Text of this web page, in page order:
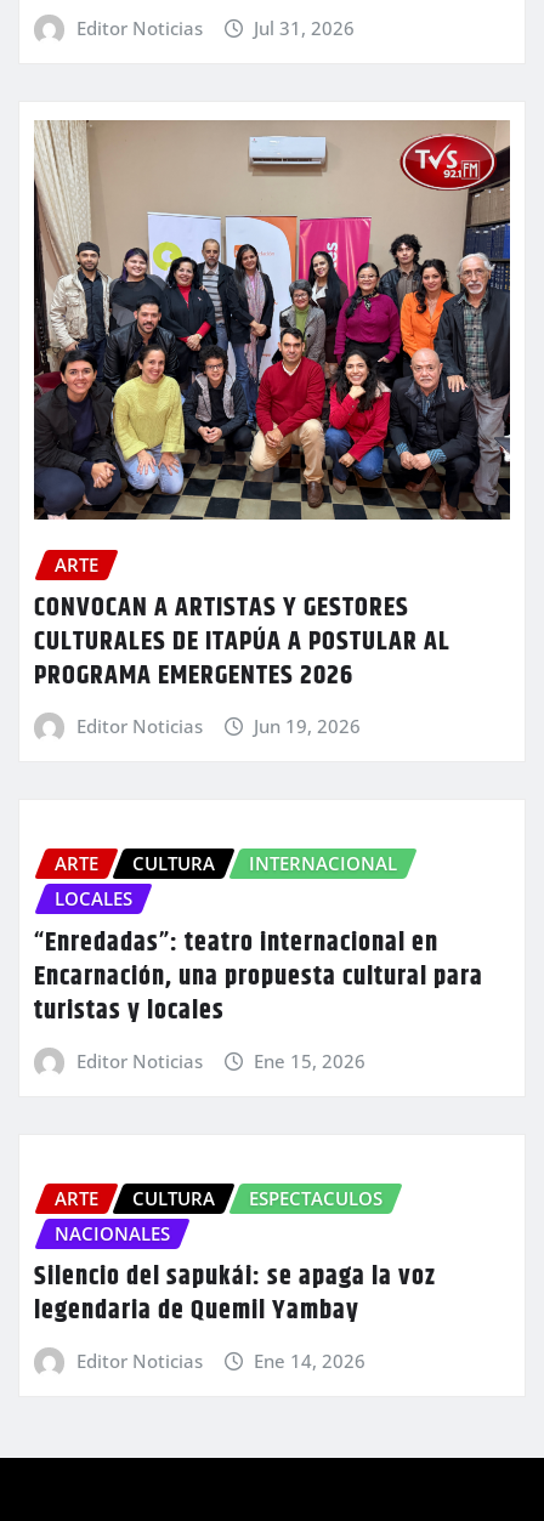
Editor Noticias Jul 31, 2026
ARTE
CONVOCAN A ARTISTAS Y GESTORES
CULTURALES DE ITAPÚA A POSTULAR AL
PROGRAMA EMERGENTES 2026
Editor Noticias Jun 19, 2026
ARTE CULTURA
INTERNACIONAL
LOCALES
“Enredadas”: teatro internacional en
Encarnación, una propuesta cultural para
turistas y locales
Editor Noticias Ene 15, 2026
ARTE CULTURA
ESPECTACULOS
NACIONALES
Silencio del sapukái: se apaga la voz
legendaria de Quemil Yambay
Editor Noticias Ene 14, 2026